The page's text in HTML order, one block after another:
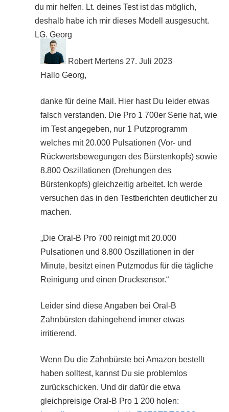
du mir helfen. Lt. deines Test ist das möglich,
deshalb habe ich mir dieses Modell ausgesucht.
LG. Georg
Robert Mertens 27. Juli 2023
Hallo Georg,
danke für deine Mail. Hier hast Du leider etwas
falsch verstanden. Die Pro 1 700er Serie hat, wie
im Test angegeben, nur 1 Putzprogramm
welches mit 20.000 Pulsationen (Vor- und
Rückwertsbewegungen des Bürstenkopfs) sowie
8.800 Oszillationen (Drehungen des
Bürstenkopfs) gleichzeitig arbeitet. Ich werde
versuchen das in den Testberichten deutlicher zu
machen.
„Die Oral-B Pro 700 reinigt mit 20.000
Pulsationen und 8.800 Oszillationen in der
Minute, besitzt einen Putzmodus für die tägliche
Reinigung und einen Drucksensor.“
Leider sind diese Angaben bei Oral-B
Zahnbürsten dahingehend immer etwas
irritierend.
Wenn Du die Zahnbürste bei Amazon bestellt
haben solltest, kannst Du sie problemlos
zurückschicken. Und dir dafür die etwa
gleichpreisige Oral-B Pro 1 200 holen: